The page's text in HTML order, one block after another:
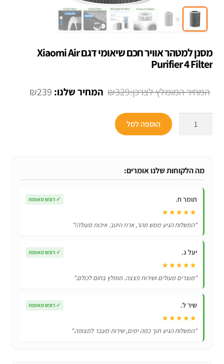
מסנן למטהר אוויר חכם שיאומי דגם Xiaomi Air
Purifier 4 Filter
₪329
המחיר
₪239 המחיר
אוויר
שיאומי
Air
Purifier
הוספה לסל
מה הלקוחות שלנו אומרים:
תומר ח. ✓ רוכש מאומת
★★★★★
"המשלוח הגיע ממש מהר, ארוז היטב. איכות מעולה!"
יעל ג. ✓ רוכש מאומת
★★★★★
"מוצרים מעולים ושירות פצצה. מומלץ בחום לכולם."
שיר ל. ✓ רוכש מאומת
★★★★★
"המשלוח הגיע תוך כמה ימים, שירות מעבר למצופה."